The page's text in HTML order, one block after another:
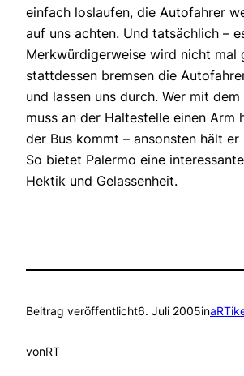
einfach loslaufen, die Autofahrer
auf uns achten. Und tatsächlich –
Merkwürdigerweise wird nicht mal
stattdessen bremsen die
und lassen uns durch. Wer mit
muss an der Haltestelle einen Arm
der Bus kommt – ansonsten hält er
So bietet Palermo eine
Hektik und Gelassenheit.
Beitrag veröffentlicht6. Juli 2005in
vonRT